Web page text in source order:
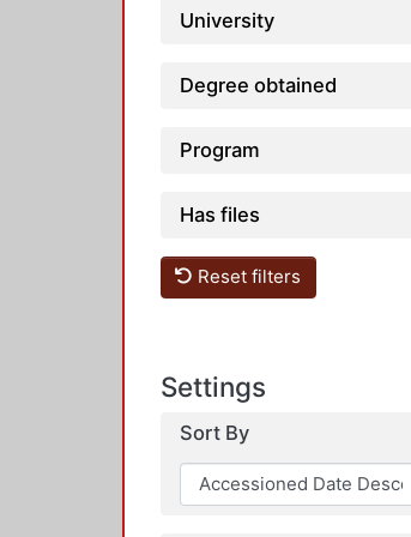
University
Degree obtained
Program
Has files
Reset filters
Settings
Sort By